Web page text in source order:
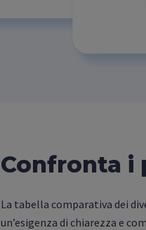
Confronta i
La tabella comparativa dei
un’esigenza di chiarezza e